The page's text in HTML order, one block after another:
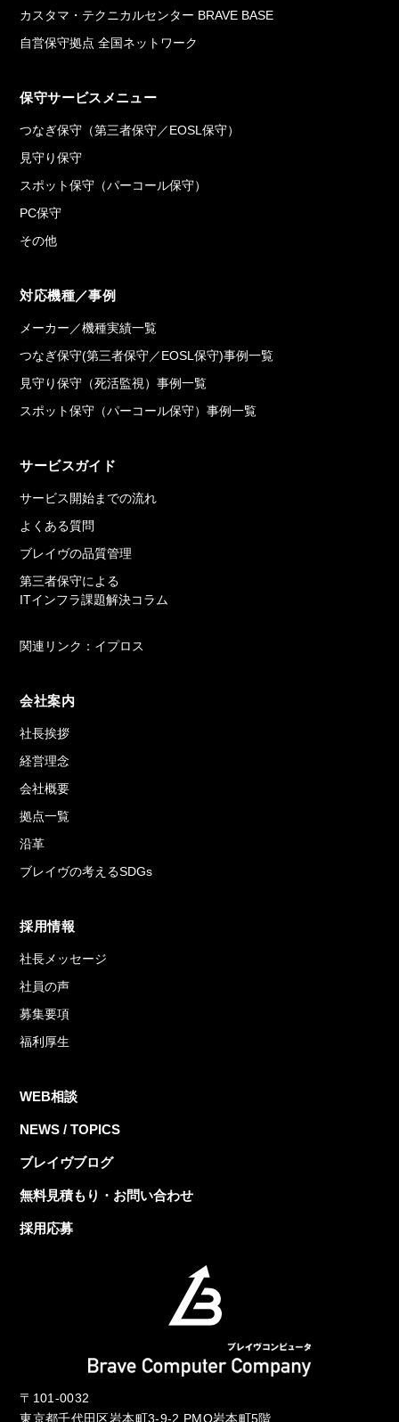
カスタマ・テクニカルセンター BRAVE BASE
自営保守拠点 全国ネットワーク
保守サービスメニュー
つなぎ保守（第三者保守／EOSL保守）
見守り保守
スポット保守（パーコール保守）
PC保守
その他
対応機種／事例
メーカー／機種実績一覧
つなぎ保守(第三者保守／EOSL保守)事例一覧
見守り保守（死活監視）事例一覧
スポット保守（パーコール保守）事例一覧
サービスガイド
サービス開始までの流れ
よくある質問
ブレイヴの品質管理
第三者保守による
ITインフラ課題解決コラム
関連リンク：イプロス
会社案内
社長挨拶
経営理念
会社概要
拠点一覧
沿革
ブレイヴの考えるSDGs
採用情報
社長メッセージ
社員の声
募集要項
福利厚生
WEB相談
NEWS / TOPICS
ブレイヴブログ
無料見積もり・お問い合わせ
採用応募
〒101-0032
東京都千代田区岩本町3-9-2 PMO岩本町5階